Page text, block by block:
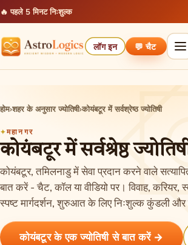
🔥 पहले 5 मिनट निःशुल्क
लॉग इन 💬 चैट
होम›शहर के अनुसार ज्योतिषी›कोयंबटूर में सर्वश्रेष्ठ ज्योतिषी
महानगर
कोयंबटूर में सर्वश्रेष्ठ
कोयंबटूर, तमिलनाडु में सेवा प्रदान करने वाले
बात करें - चैट, कॉल या वीडियो पर। विवाह, करियर,
स्पष्ट मार्गदर्शन, शुरुआत के लिए निःशुल्क कुंडली
कोयंबटूर के एक ज्योतिषी से बात करें →